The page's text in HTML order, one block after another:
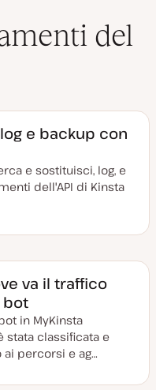
del
log e backup con
e sostituisci, log, e
dell'API di Kinsta
va il traffico
bot
in MyKinsta
stata classificata e
ai percorsi e ag…